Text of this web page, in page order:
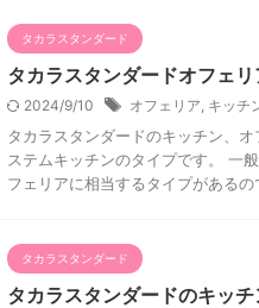
タカラスタンダード
タカラスタンダードオフェ
2024/9/10 オフェリア, キッチ
タカラスタンダードのキッチン、
ステムキッチンのタイプです。 一
フェリアに相当するタイプがある
タカラスタンダード
タカラスタンダードのキッ